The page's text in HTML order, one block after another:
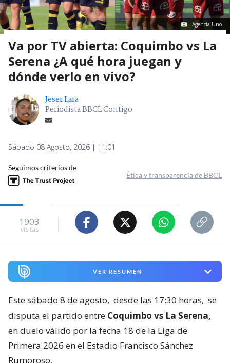
Agencia Uno
Va por TV abierta: Coquimbo vs La
Serena ¿A qué hora juegan y
dónde verlo en vivo?
Jeser Lara
Periodista BBCL Contigo
Sábado 08 Agosto, 2026 | 11:01
Seguimos criterios de
Ética y transparencia de BBCL
1903
visitas
VER RESUMEN
Este sábado 8 de agosto, desde las 17:30 horas, se
disputa el partido entre Coquimbo vs La Serena,
en duelo válido por la fecha 18 de la Liga de
Primera 2026 en el Estadio Francisco Sánchez
Rumoroso.